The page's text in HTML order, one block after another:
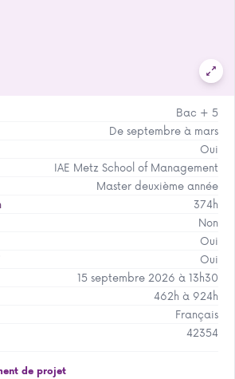
Bac + 5
De septembre à mars
Oui
IAE Metz School of Management
Master deuxième année
374h
Non
Oui
Oui
15 septembre 2026 à 13h30
462h à 924h
Français
42354
de projet